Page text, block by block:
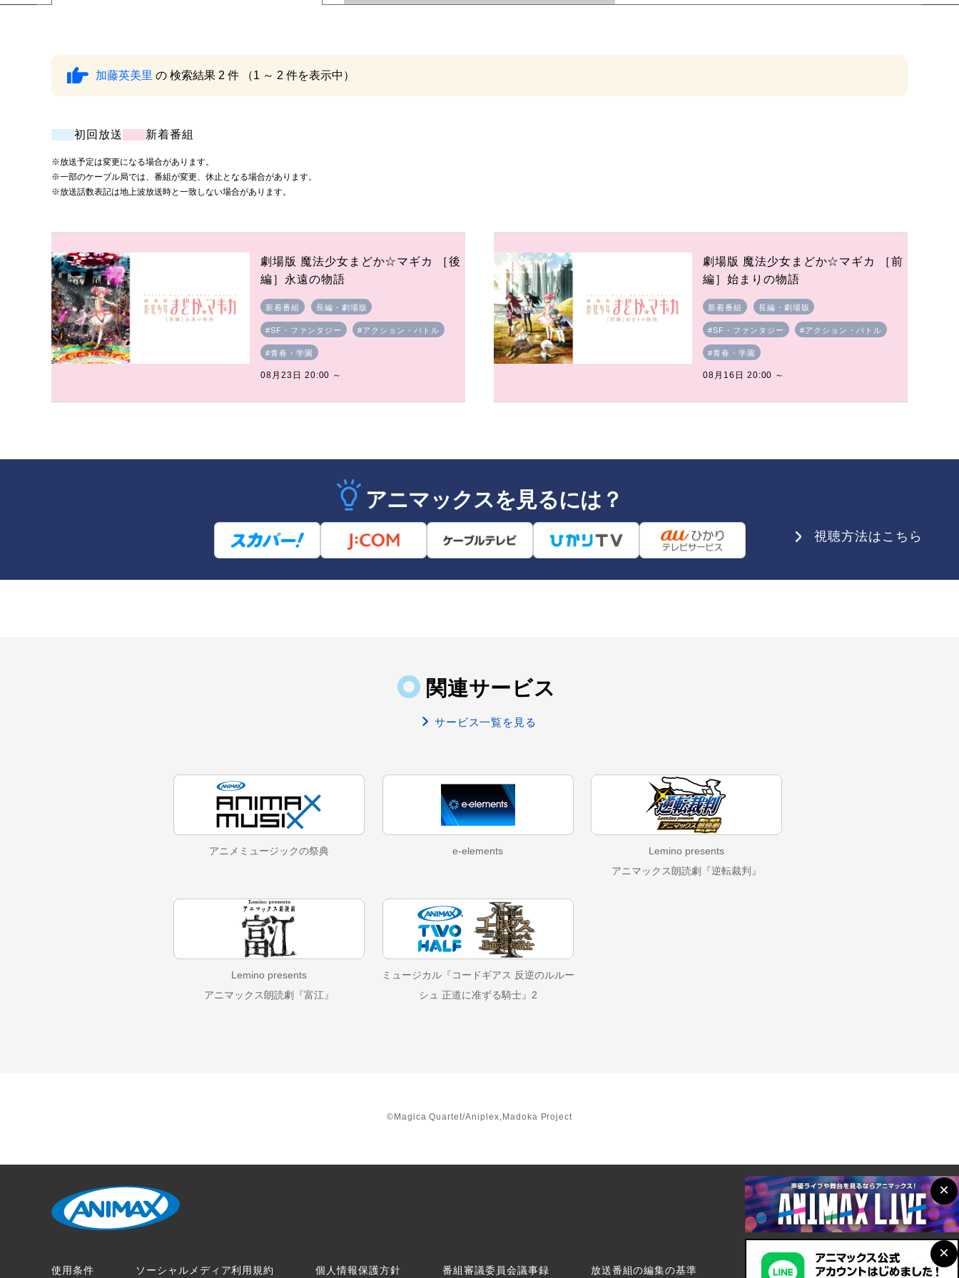
加藤英美里 の 検索結果 2 件 （1 ～ 2 件を表示中）
初回放送 新着番組
※放送予定は変更になる場合があります。
※一部のケーブル局では、番組が変更、休止となる場合があります。
※放送話数表記は地上波放送時と一致しない場合があります。
劇場版 魔法少女まどか☆マギカ ［後
編］永遠の物語
新着番組 長編・劇場版
#SF・ファンタジー #アクション・バトル
#青春・学園
08月23日 20:00 ～
劇場版 魔法少女まどか☆マギカ ［前
編］始まりの物語
新着番組 長編・劇場版
#SF・ファンタジー #アクション・バトル
#青春・学園
08月16日 20:00 ～
アニマックスを見るには？
視聴方法はこちら
×
×
関連サービス
サービス一覧を見る
アニメミュージックの祭典 e-elements
Lemino presents
アニマックス朗読劇『逆転裁判』
Lemino presents
アニマックス朗読劇『富江』
ミュージカル『コードギアス 反逆のルルー
シュ 正道に准ずる騎士』2
©Magica Quartet/Aniplex,Madoka Project
使用条件 ソーシャルメディア利用規約 個人情報保護方針 番組審議委員会議事録 放送番組の編集の基準